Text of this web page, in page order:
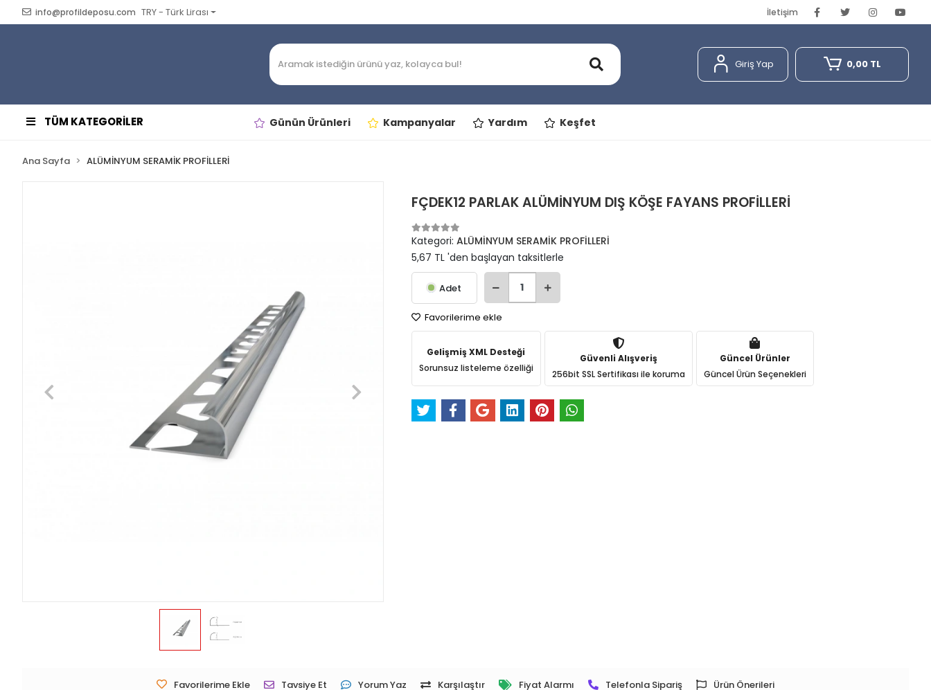
info@profildeposu.com TRY - Türk Lirası İletişim
Giriş Yap 0,00 TL
TÜM KATEGORİLER Günün Ürünleri Kampanyalar Yardım Keşfet
Ana Sayfa ALÜMİNYUM SERAMİK PROFİLLERİ
FÇDEK12 PARLAK ALÜMİNYUM DIŞ KÖŞE FAYANS PROFİLLERİ
Kategori: ALÜMİNYUM SERAMİK PROFİLLERİ
5,67 TL 'den başlayan taksitlerle
Adet
Favorilerime ekle
Gelişmiş XML Desteği
Sorunsuz listeleme özelliği
Güvenli Alışveriş
256bit SSL Sertifikası ile koruma
Güncel Ürünler
Güncel Ürün Seçenekleri
Favorilerime Ekle Tavsiye Et Yorum Yaz Karşılaştır Fiyat Alarmı Telefonla Sipariş Ürün Önerileri